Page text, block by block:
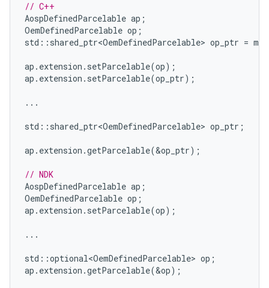
// C++
AospDefinedParcelable ap ;
OemDefinedParcelable op ;
std :: shared_ptr<OemDefinedParcelable> op_ptr =
ap . extension . setParcelable(op);
ap . extension . setParcelable(op_ptr);
...
std :: shared_ptr<OemDefinedParcelable> op_ptr ;
ap . extension .getParcelable(&op_ptr);
// NDK
AospDefinedParcelable ap ;
OemDefinedParcelable op ;
ap . extension . setParcelable(op);
...
std ::optional<OemDefinedParcelable> op ;
ap . extension .getParcelable(&op);